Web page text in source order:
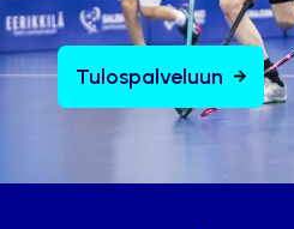
Tulospalveluun